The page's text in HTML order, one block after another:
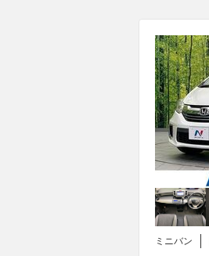
ミニバン